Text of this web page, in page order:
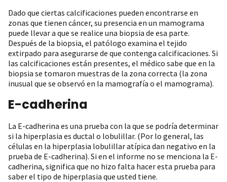
Dado que ciertas calcificaciones pueden encontrarse en
zonas que tienen cáncer, su presencia en un mamograma
puede llevar a que se realice una biopsia de esa parte.
Después de la biopsia, el patólogo examina el tejido
extirpado para asegurarse de que contenga calcificaciones. Si
las calcificaciones están presentes, el médico sabe que en la
biopsia se tomaron muestras de la zona correcta (la zona
inusual que se observó en la mamografía o el mamograma).
E-cadherina
La E-cadherina es una prueba con la que se podría determinar
si la hiperplasia es ductal o lobulillar. (Por lo general, las
células en la hiperplasia lobulillar atípica dan negativo en la
prueba de E-cadherina). Si en el informe no se menciona la E-
cadherina, significa que no hizo falta hacer esta prueba para
saber el tipo de hiperplasia que usted tiene.